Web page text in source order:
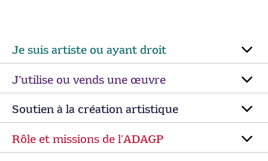
Je suis artiste ou ayant droit
J’utilise ou vends une œuvre
Soutien à la création artistique
Rôle et missions de lʼADAGP